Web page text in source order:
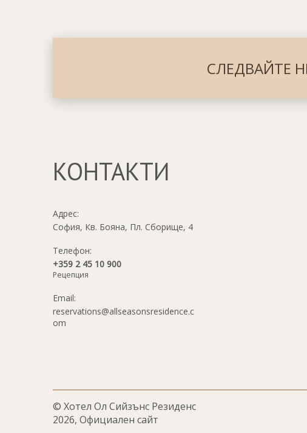
СЛЕДВАЙТЕ
КОНТАКТИ
Адрес:
София, Кв. Бояна, Пл. Сборище, 4
Телефон:
+359 2 45 10 900
Рецепция
Email:
reservations@allseasonsresidence.c
om
© Хотел Ол Сийзънс Резиденс
2026, Официален сайт